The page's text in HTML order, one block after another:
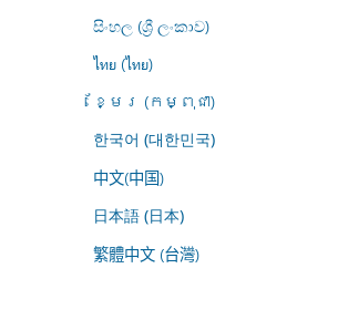
සිංහල (ශ්‍රී ලංකාව)
ไทย (ไทย)
ខ្មែរ (កម្ពុជា)
한국어 (대한민국)
中文(中国)
日本語 (日本)
繁體中文 (台灣)